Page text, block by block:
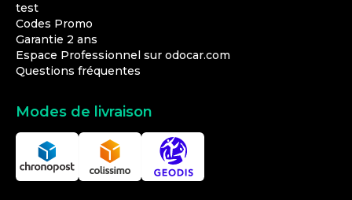
test
Codes Promo
Garantie 2 ans
Espace Professionnel sur odocar.com
Questions fréquentes
Modes de livraison